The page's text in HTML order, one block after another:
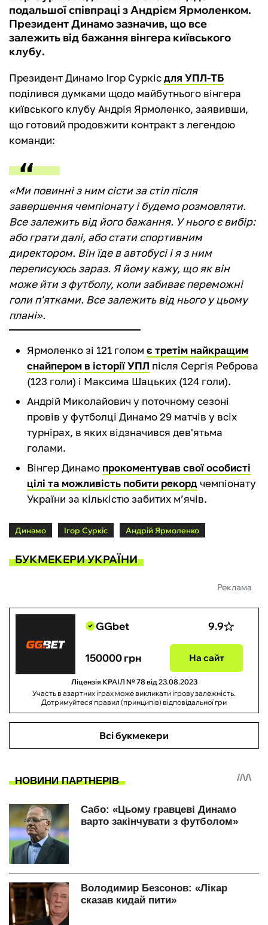
подальшої співпраці з Андрієм Ярмоленком.
Президент Динамо зазначив, що все
залежить від бажання вінгера київського
клубу.
Президент Динамо Ігор Суркісдля УПЛ-ТБ
поділився думками щодо майбутнього вінгера
київського клубу Андрія Ярмоленко, заявивши,
що готовий продовжити контракт з легендою
команди:
«Ми повинні з ним сісти за стіл після
завершення чемпіонату і будемо розмовляти.
Все залежить від його бажання. У нього є вибір:
або грати далі, або стати спортивним
директором. Він їде в автобусі і я з ним
переписуюсь зараз. Я йому кажу, що як він
може йти з футболу, коли забиває переможні
голи п'ятками. Все залежить від нього у цьому
плані».
Ярмоленко зі 121 голом є третім найкращим
снайпером в історії УПЛ після Сергія Реброва
(123 голи) і Максима Шацьких (124 голи).
Андрій Миколайович у поточному сезоні
провів у футболці Динамо 29 матчів у всіх
турнірах, в яких відзначився дев'ятьма
голами.
Вінгер Динамо прокоментував свої особисті
цілі та можливість побити рекорд чемпіонату
України за кількістю забитих м’ячів.
Динамо Ігор Суркіс Андрій Ярмоленко
БУКМЕКЕРИ УКРАЇНИ
Реклама
GGbet 9.9
150000 грн На сайт
Ліцензія КРАІЛ № 78 від 23.08.2023
Участь в азартних іграх може викликати ігрову залежність.
Дотримуйтеся правил (принципів) відповідальної гри
Всі букмекери